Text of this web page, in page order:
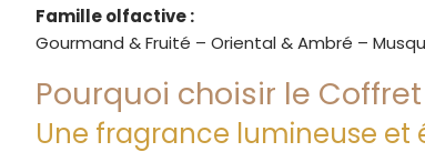
Famille olfactive :
Gourmand & Fruité – Oriental & Ambré –
Pourquoi choisir le Coffret
Une fragrance lumineuse et